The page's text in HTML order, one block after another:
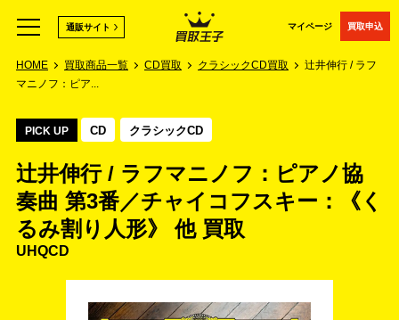
マイページ 買取申込
通販サイト
HOME 買取商品一覧 CD買取 クラシックCD買取
辻井伸行 / ラフ
マニノフ：ピア...
PICK UP CD クラシックCD
辻井伸行 / ラフマニノフ：ピアノ協
奏曲 第3番／チャイコフスキー：《く
るみ割り人形》 他 買取
UHQCD